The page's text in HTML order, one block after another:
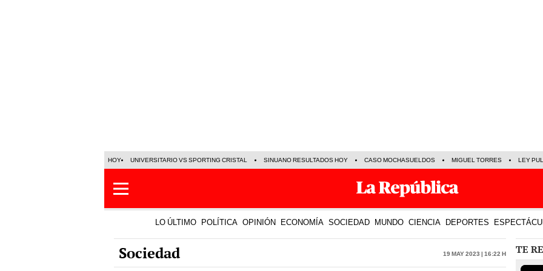
HOY UNIVERSITARIO VS SPORTING CRISTAL SINUANO RESULTADOS HOY CASO MOCHASUELDOS MIGUEL TORRES LEY
LO ÚLTIMO POLÍTICA OPINIÓN ECONOMÍA SOCIEDAD MUNDO CIENCIA DEPORTES
Sociedad 19 May 2023 | 16:22 h TE